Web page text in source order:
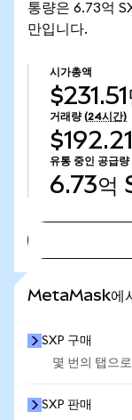
통량은 6.73억
만입니다.
시가총액
거래량 (24시간)
$192.21
유통 중인 공급량
6.73억
MetaMask에
SXP 구매
몇 번의 탭으
SXP 판매